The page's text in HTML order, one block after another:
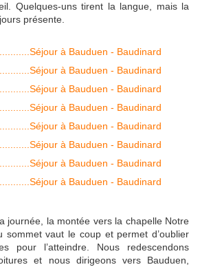
Quelques-uns tirent la langue, mais la
présente.
journée, la montée vers la chapelle Notre
sommet vaut le coup et permet d’oublier
pour l’atteindre. Nous redescendons
et nous dirigeons vers Bauduen,